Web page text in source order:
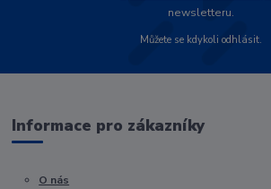
newsletteru.
Můžete se kdykoli odhlásit.
Informace pro zákazníky
O nás